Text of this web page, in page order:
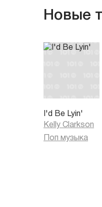
Новые
I'd Be Lyin'
Kelly Clarkson
Поп музыка